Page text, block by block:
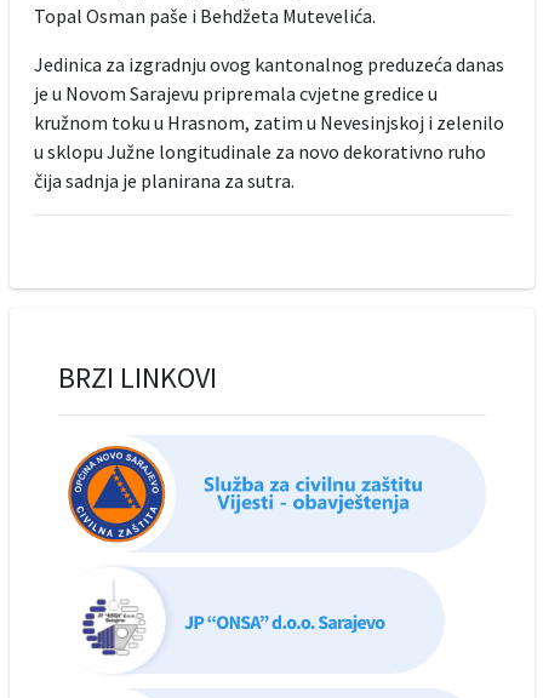
Topal Osman paše i Behdžeta Mutevelića.
Jedinica za izgradnju ovog kantonalnog preduzeća danas
je u Novom Sarajevu pripremala cvjetne gredice u
kružnom toku u Hrasnom, zatim u Nevesinjskoj i zelenilo
u sklopu Južne longitudinale za novo dekorativno ruho
čija sadnja je planirana za sutra.
BRZI LINKOVI